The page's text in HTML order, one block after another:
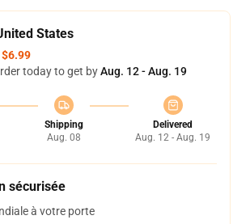
States
$6.99
today to get byAug. 12 - Aug. 19
Shipping
Aug. 08
Delivered
Aug. 12 - Aug. 19
sécurisée
à votre porte